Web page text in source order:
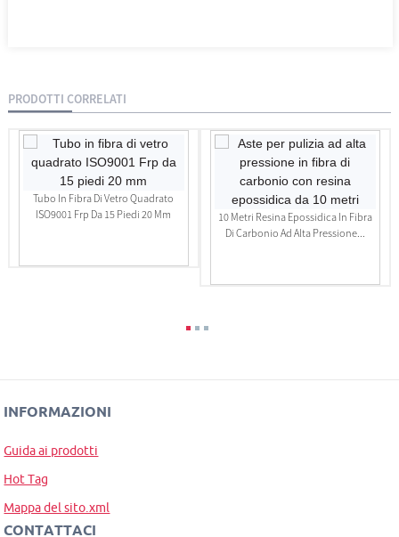
PRODOTTI CORRELATI
Tubo In Fibra Di Vetro Quadrato
ISO9001 Frp Da 15 Piedi 20 Mm
10 Metri Resina Epossidica In Fibra
Di Carbonio Ad Alta Pressione...
INFORMAZIONI
Guida ai prodotti
Hot Tag
Mappa del sito.xml
CONTATTACI